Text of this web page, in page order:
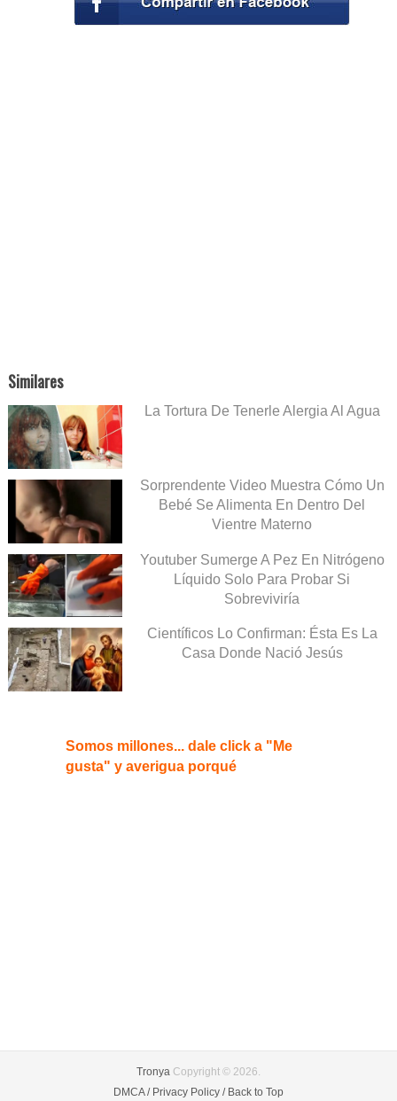
Similares
La Tortura De Tenerle Alergia Al Agua
Sorprendente Video Muestra Cómo Un
Bebé Se Alimenta En Dentro Del
Vientre Materno
Youtuber Sumerge A Pez En Nitrógeno
Líquido Solo Para Probar Si
Sobreviviría
Científicos Lo Confirman: Ésta Es La
Casa Donde Nació Jesús
Somos millones... dale click a "Me
gusta" y averigua porqué
TronyaCopyright © 2026.
DMCA / Privacy Policy / Back to Top